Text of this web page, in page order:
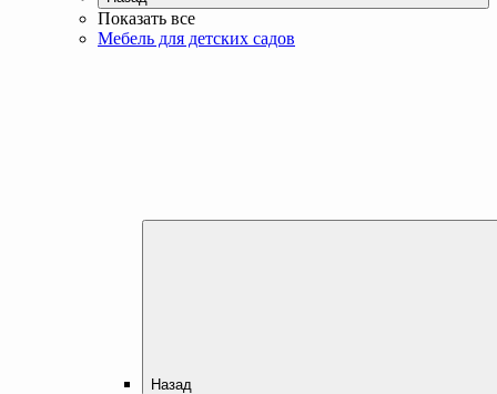
Показать все
Мебель для детских садов
Назад